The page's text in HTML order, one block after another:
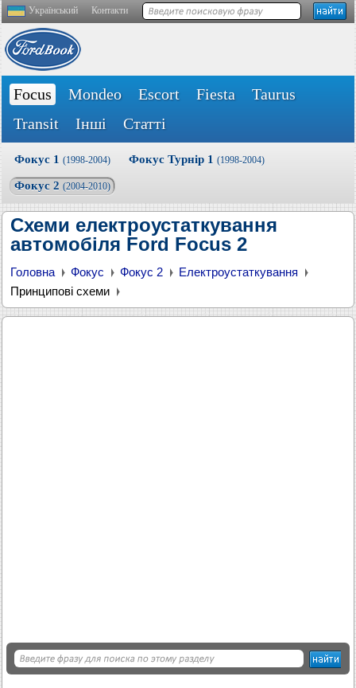
Український Контакти
Focus Mondeo Escort Fiesta
Taurus
Transit
Інші Статті
Фокус 1 (1998-2004) Фокус Турнір 1 (1998-2004)
Фокус 2 (2004-2010)
Схеми електроустаткування
автомобіля Ford Focus 2
Головна Фокус Фокус 2
Електроустаткування
Принципові схеми